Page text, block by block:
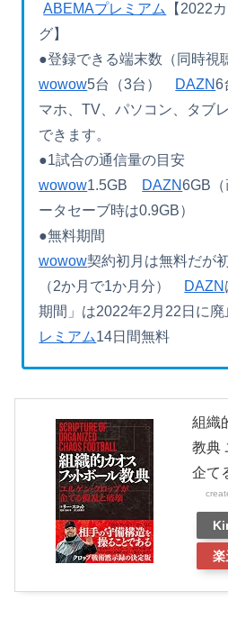
ABEMAプレミアム
【2022
グ】
●登録できる端末数（同時視
wowow5台（3台） DAZN6
マホ、TV、パソコン、タブ
できます。
●1試合の通信量の目安
wowow1.5GB DAZN6GB
ータセーブ時は0.9GB）
●無料期間
wowow契約初月は無料だが
（2か月で1か月分） DAZN
期間」は2022年2月22日に
レミアム14日間無料
組織
教典
企て
楽